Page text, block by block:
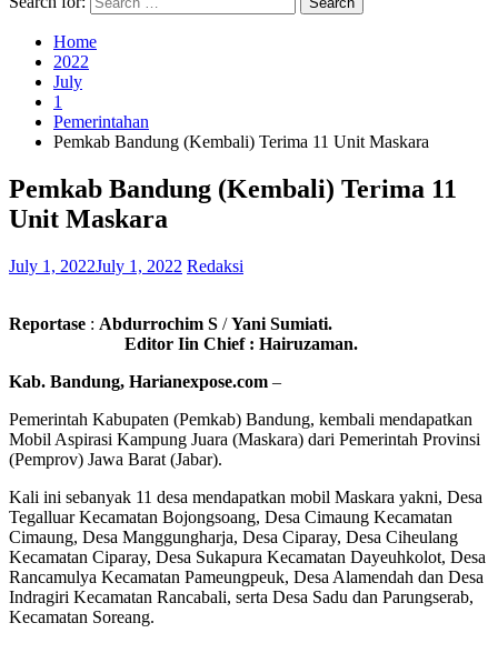
Home
2022
July
1
Pemerintahan
Pemkab Bandung (Kembali) Terima 11 Unit Maskara
Pemkab Bandung (Kembali) Terima 11
Unit Maskara
July 1, 2022July 1, 2022 Redaksi
Reportase : Abdurrochim S /Yani Sumiati.
Editor Iin Chief : Hairuzaman.
Kab. Bandung, Harianexpose.com –
Pemerintah Kabupaten (Pemkab) Bandung, kembali mendapatkan
Mobil Aspirasi Kampung Juara (Maskara) dari Pemerintah Provinsi
(Pemprov) Jawa Barat (Jabar).
Kali ini sebanyak 11 desa mendapatkan mobil Maskara yakni, Desa
Tegalluar Kecamatan Bojongsoang, Desa Cimaung Kecamatan
Cimaung, Desa Manggungharja, Desa Ciparay, Desa Ciheulang
Kecamatan Ciparay, Desa Sukapura Kecamatan Dayeuhkolot, Desa
Rancamulya Kecamatan Pameungpeuk, Desa Alamendah dan Desa
Indragiri Kecamatan Rancabali, serta Desa Sadu dan Parungserab,
Kecamatan Soreang.